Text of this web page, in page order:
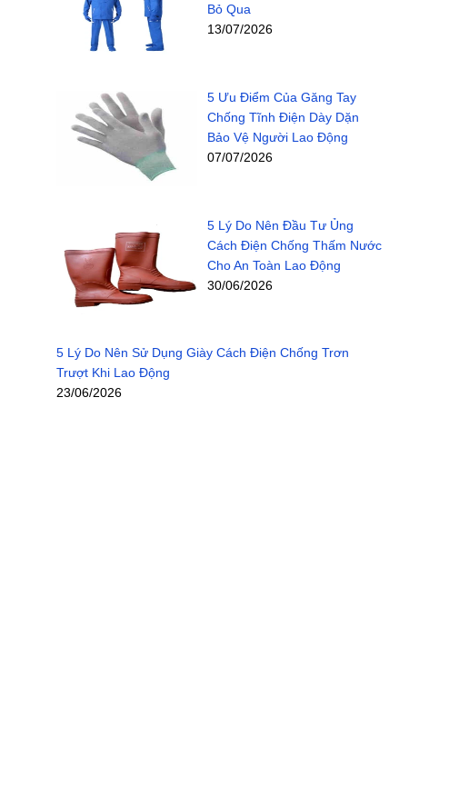
Bỏ Qua
13/07/2026
5 Ưu Điểm Của Găng Tay
Chống Tĩnh Điện Dày Dặn
Bảo Vệ Người Lao Động
07/07/2026
5 Lý Do Nên Đầu Tư Ủng
Cách Điện Chống Thấm Nước
Cho An Toàn Lao Động
30/06/2026
5 Lý Do Nên Sử Dụng Giày Cách Điện Chống Trơn
Trượt Khi Lao Động
23/06/2026